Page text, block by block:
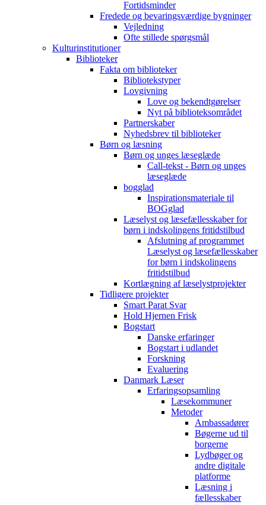
Fortidsminder
Fredede og bevaringsværdige bygninger
Vejledning
Ofte stillede spørgsmål
Kulturinstitutioner
Biblioteker
Fakta om biblioteker
Bibliotekstyper
Lovgivning
Love og bekendtgørelser
Nyt på biblioteksområdet
Partnerskaber
Nyhedsbrev til biblioteker
Børn og læsning
Børn og unges læseglæde
Call-tekst - Børn og unges
læseglæde
bogglad
Inspirationsmateriale til
BOGglad
Læselyst og læsefællesskaber for
børn i indskolingens fritidstilbud
Afslutning af programmet
Læselyst og læsefællesskaber
for børn i indskolingens
fritidstilbud
Kortlægning af læselystprojekter
Tidligere projekter
Smart Parat Svar
Hold Hjernen Frisk
Bogstart
Danske erfaringer
Bogstart i udlandet
Forskning
Evaluering
Danmark Læser
Erfaringsopsamling
Læsekommuner
Metoder
Ambassadører
Bøgerne ud til
borgerne
Lydbøger og
andre digitale
platforme
Læsning i
fællesskaber